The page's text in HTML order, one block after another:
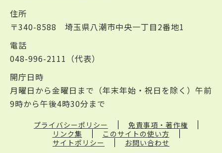
住所
〒340-8588 埼玉県八潮市中央一丁目2番地1
電話
048-996-2111（代表）
開庁日時
月曜日から金曜日まで（年末年始・祝日を除く）午前
9時から午後4時30分まで
プライバシーポリシー
免責事項・著作権
リンク集
このサイトの使い方
サイトポリシー
お問い合わせ